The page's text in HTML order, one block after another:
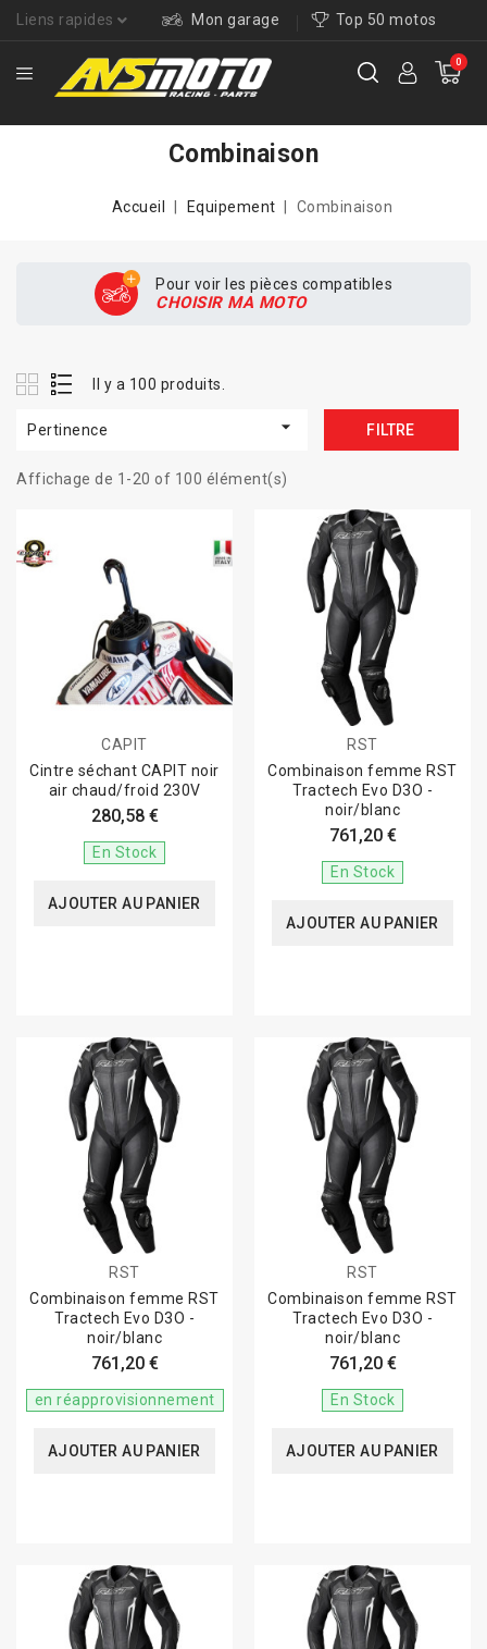
Liens rapides Mon garage Top 50 motos
0
Combinaison
Accueil Equipement Combinaison
Pour voir les pièces compatibles
CHOISIR MA MOTO
Il y a 100 produits.
Pertinence  FILTRE
Affichage de 1-20 of 100 élément(s)
CAPIT
Cintre séchant CAPIT noir
air chaud/froid 230V
280,58 €
En Stock
AJOUTER AU PANIER
RST
Combinaison femme RST
Tractech Evo D3O -
noir/blanc
761,20 €
En Stock
AJOUTER AU PANIER
RST
Combinaison femme RST
Tractech Evo D3O -
noir/blanc
761,20 €
en réapprovisionnement
AJOUTER AU PANIER
RST
Combinaison femme RST
Tractech Evo D3O -
noir/blanc
761,20 €
En Stock
AJOUTER AU PANIER